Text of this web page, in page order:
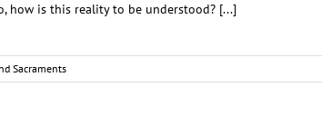
how is this reality to be understood? [...]
Sacraments